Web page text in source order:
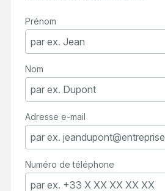
Prénom
Nom
Adresse e-mail
Numéro de téléphone